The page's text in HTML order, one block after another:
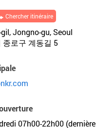
Chercher itinéraire
Jongno-gu, Seoul
종로구 계동길 5
07h00-22h00 (dernière